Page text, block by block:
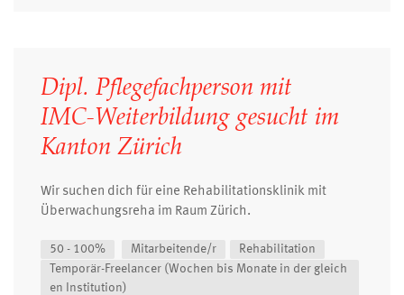
Dipl. Pflegefachperson mit
IMC-Weiterbildung gesucht im
Kanton Zürich
Wir suchen dich für eine Rehabilitationsklinik mit
Überwachungsreha im Raum Zürich.
50 - 100% Mitarbeitende/r
Rehabilitation
Temporär-Freelancer (Wochen bis Monate in der gleich
en Institution)